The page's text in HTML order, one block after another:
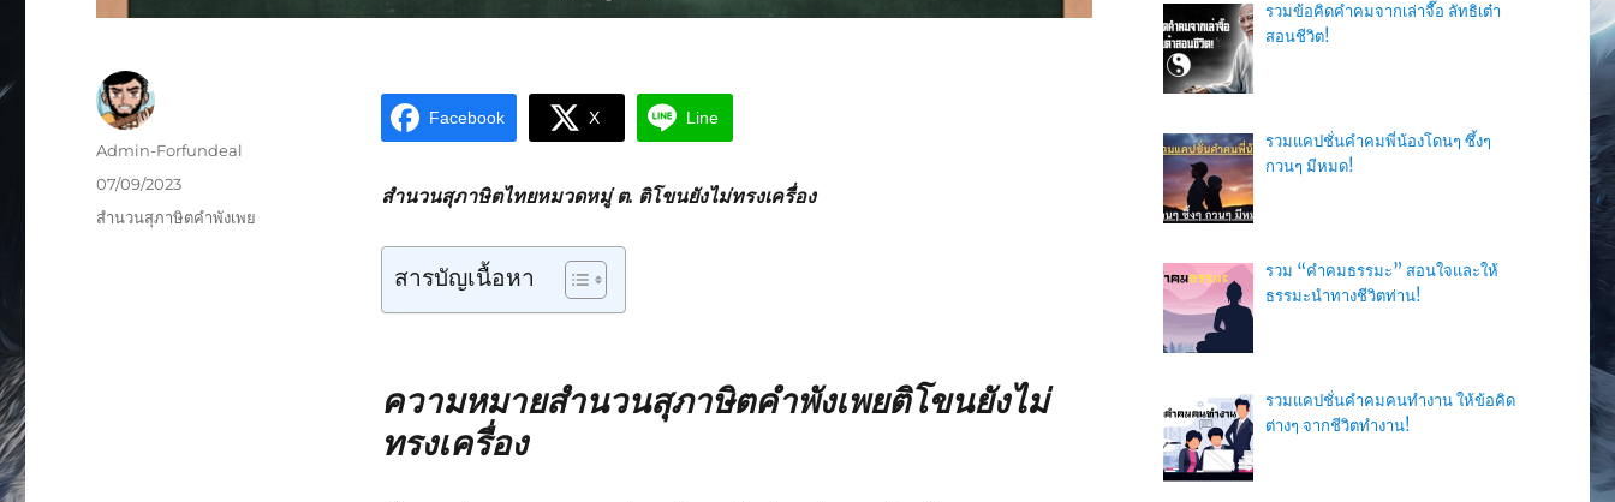
Facebook X Line
สำนวนสุภาษิตไทยหมวดหมู่ ต. ติโขนยังไม่ทรงเครื่อง
สารบัญเนื้อหา
ความหมายสำนวนสุภาษิตคำพังเพยติโขนยังไม่
ทรงเครื่อง
Admin-Forfundeal
07/09/2023
สำนวนสุภาษิตคำพังเพย
รวมข้อคิดคำคมจากเล่าจื๊อ ลัทธิเต๋า
สอนชีวิต!
รวมแคปชั่นคำคมพี่น้องโดนๆ ซึ้งๆ
กวนๆ มีหมด!
รวม “คำคมธรรมะ” สอนใจและให้
ธรรมะนำทางชีวิตท่าน!
รวมแคปชั่นคำคมคนทำงาน ให้ข้อคิด
ต่างๆ จากชีวิตทำงาน!